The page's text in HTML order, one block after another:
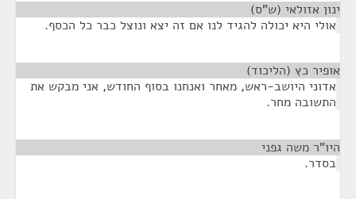
ינון אזולאי (ש"ס)
אולי היא יכולה להגיד לנו אם זה יצא ונוצל כבר כל הכסף.
אופיר כץ (הליכוד)
אדוני היושב-ראש, מאחר ואנחנו בסוף החודש, אני מבקש את
התשובה מחר.
היו"ר משה גפני
בסדר.